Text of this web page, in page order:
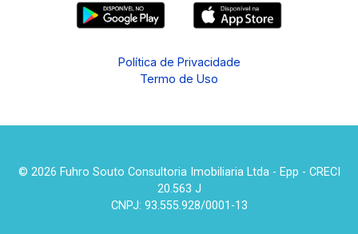
Política de Privacidade
Termo de Uso
© 2026 Fuhro Souto Consultoria Imobiliaria Ltda - Epp - CRECI
20.563 J
CNPJ: 93.555.928/0001-13